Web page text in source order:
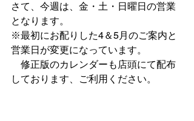
さて、今週は、金・土・日曜日の営業
となります。
※最初にお配りした4＆5月のご案内と
営業日が変更になっています。
修正版のカレンダーも店頭にて配布
しております、ご利用ください。